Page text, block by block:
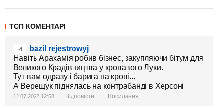
ТОП КОМЕНТАРІ
+4
bazil rejestrowyj
Навіть Арахамія робив бізнес, закупляючи бітум для
Великого Крадівництва у кровавого Луки.
Тут вам одразу і барига на крові...
А Верещук піднялась на контрабанді в Херсоні
12.07.2022 12:58 Відповісти Посилання